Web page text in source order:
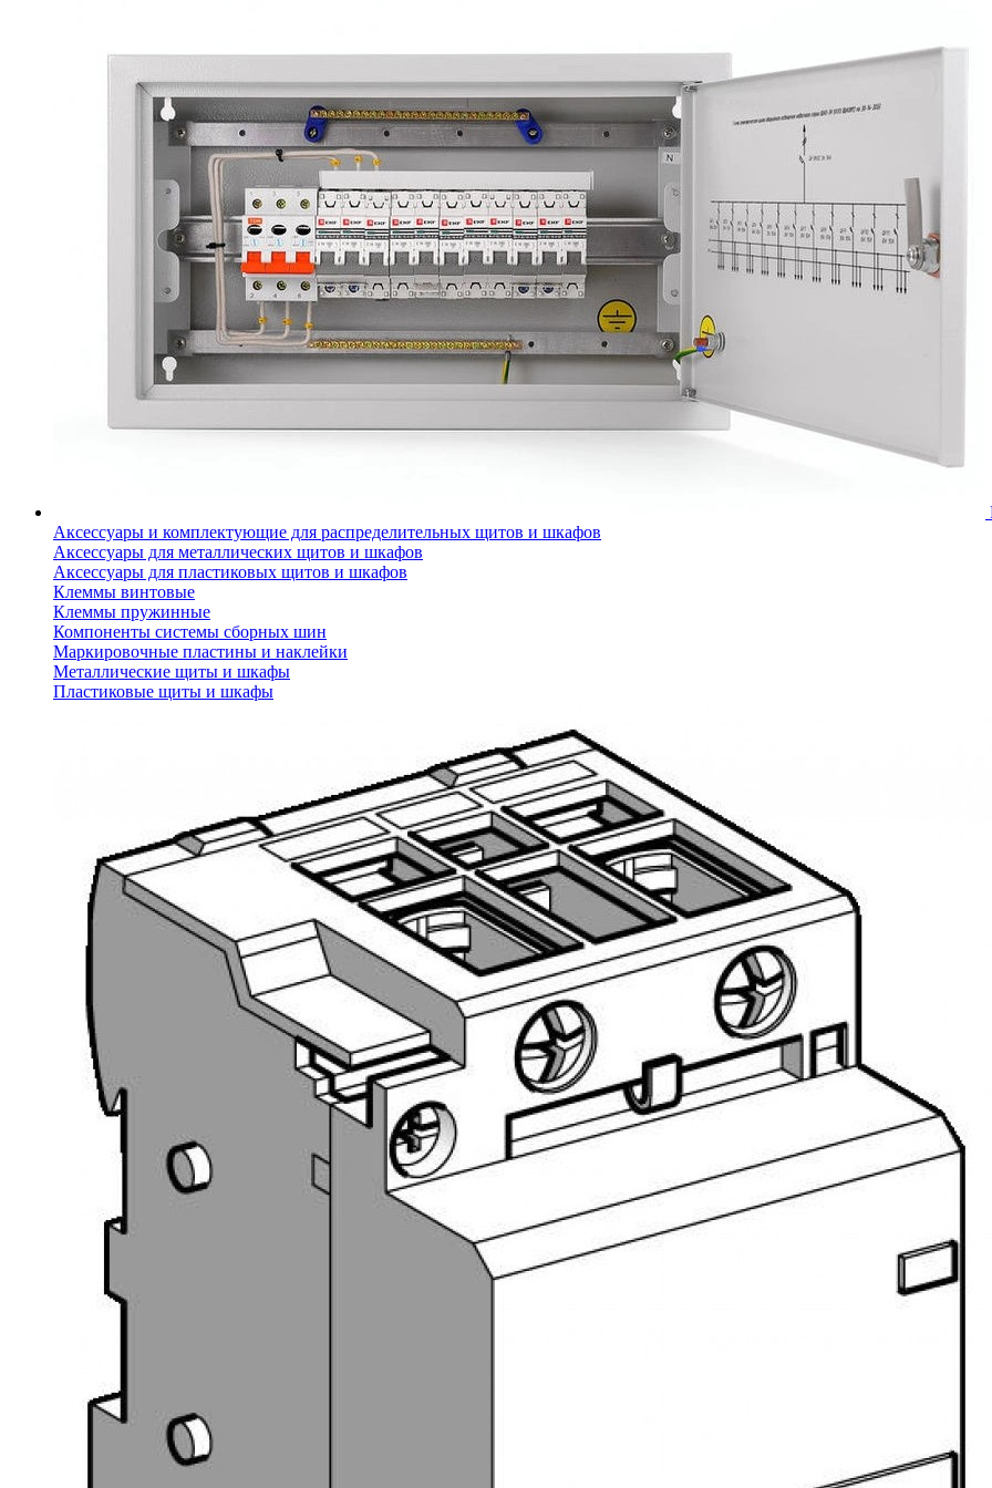
Аксессуары и комплектующие для распределительных щитов и шкафов
Аксессуары для металлических щитов и шкафов
Аксессуары для пластиковых щитов и шкафов
Клеммы винтовые
Клеммы пружинные
Компоненты системы сборных шин
Маркировочные пластины и наклейки
Металлические щиты и шкафы
Пластиковые щиты и шкафы